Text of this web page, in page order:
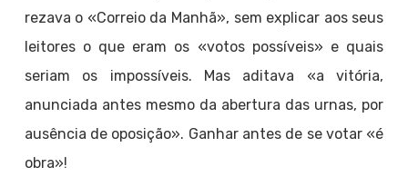
rezava o «Correio da Manhã», sem explicar aos seus
leitores o que eram os «votos possíveis» e quais
seriam os impossíveis. Mas aditava «a vitória,
anunciada antes mesmo da abertura das urnas, por
ausência de oposição». Ganhar antes de se votar «é
obra»!